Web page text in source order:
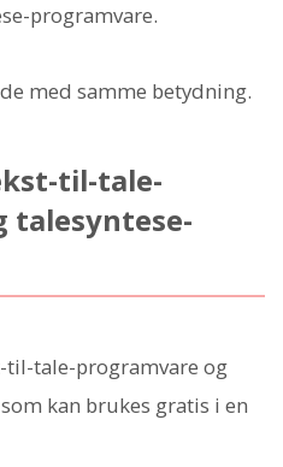
programvare.
med samme betydning.
til-tale-
talesyntese-
til-tale-programvare og
kan brukes gratis i en